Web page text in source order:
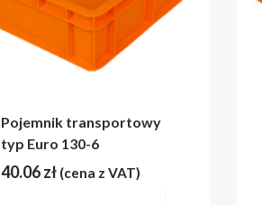
Pojemnik transportowy
typ Euro 130-6
40.06zł (cena z VAT)